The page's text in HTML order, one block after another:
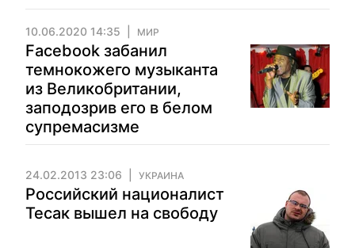
10.06.2020 14:35 МИР
Facebook забанил
темнокожего музыканта
из Великобритании,
заподозрив его в белом
супремасизме
24.02.2013 23:06 УКРАИНА
Российский националист
Тесак вышел на свободу